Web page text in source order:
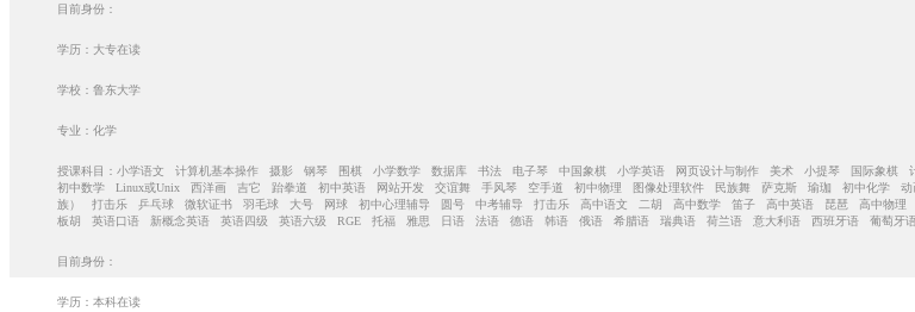
目前身份：
学历：大专在读
学校：鲁东大学
专业：化学
授课科目：小学语文 计算机基本操作 摄影 钢琴 围棋 小学数学 数据库 书法 电子琴 中国象棋 小学英语 网页设计与制作 美术 小提琴 国际象棋
初中数学 Linux或Unix 西洋画 吉它 跆拳道 初中英语 网站开发 交谊舞 手风琴 空手道 初中物理 图像处理软件 民族舞 萨克斯 瑜珈 初中化学
族） 打击乐 乒乓球 微软证书 羽毛球 大号 网球 初中心理辅导 圆号 中考辅导 打击乐 高中语文 二胡 高中数学 笛子 高中英语 琵琶 高中
板胡 英语口语 新概念英语 英语四级 英语六级 RGE 托福 雅思 日语 法语 德语 韩语 俄语 希腊语 瑞典语 荷兰语 意大利语 西班牙语 葡萄牙
目前身份：
学历：本科在读